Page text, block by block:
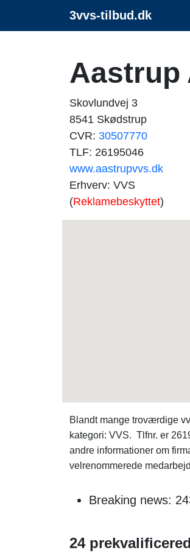
3vvs-tilbud.dk
Aastrup
Skovlundvej 3
8541 Skødstrup
CVR: 30507770
TLF: 26195046
www.aastrupvvs.dk
Erhverv: VVS
(Reklamebeskyttet)
Blandt mange troværdige
kategori: VVS. Tlfnr. er
andre informationer om
velrenommerede
Breaking news:
24